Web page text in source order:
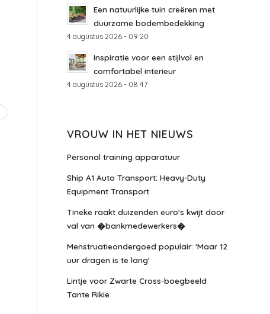
Een natuurlijke tuin creëren met
duurzame bodembedekking
4 augustus 2026 - 09:20
Inspiratie voor een stijlvol en
comfortabel interieur
4 augustus 2026 - 08:47
VROUW IN HET NIEUWS
Personal training apparatuur
Ship A1 Auto Transport: Heavy-Duty
Equipment Transport
Tineke raakt duizenden euro's kwijt door
val van �bankmedewerkers�
Menstruatieondergoed populair: 'Maar 12
uur dragen is te lang'
Lintje voor Zwarte Cross-boegbeeld
Tante Rikie